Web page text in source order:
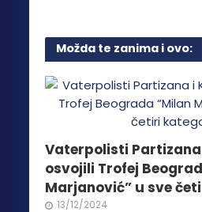
više
varijanti.
mogu
biti
izabrane
na
stranici
proizvoda.
Možda te zanima i ovo:
Vaterpolisti
osvojili Trofej
Marjanović” u sve
13/12/2024